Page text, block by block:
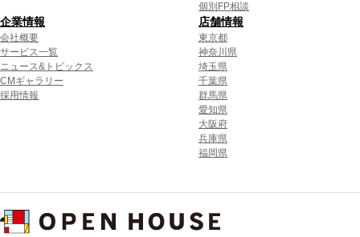
個別FP相談
企業情報
会社概要
サービス一覧
ニュース&トピックス
CMギャラリー
採用情報
店舗情報
東京都
神奈川県
埼玉県
千葉県
群馬県
愛知県
大阪府
兵庫県
福岡県